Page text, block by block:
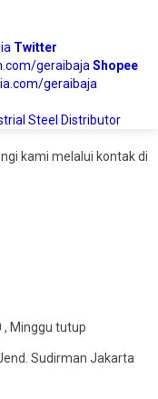
Twitter
geraibajaShopee
geraibaja
Steel Distributor
kami melalui kontak di
, Minggu tutup
Sudirman Jakarta